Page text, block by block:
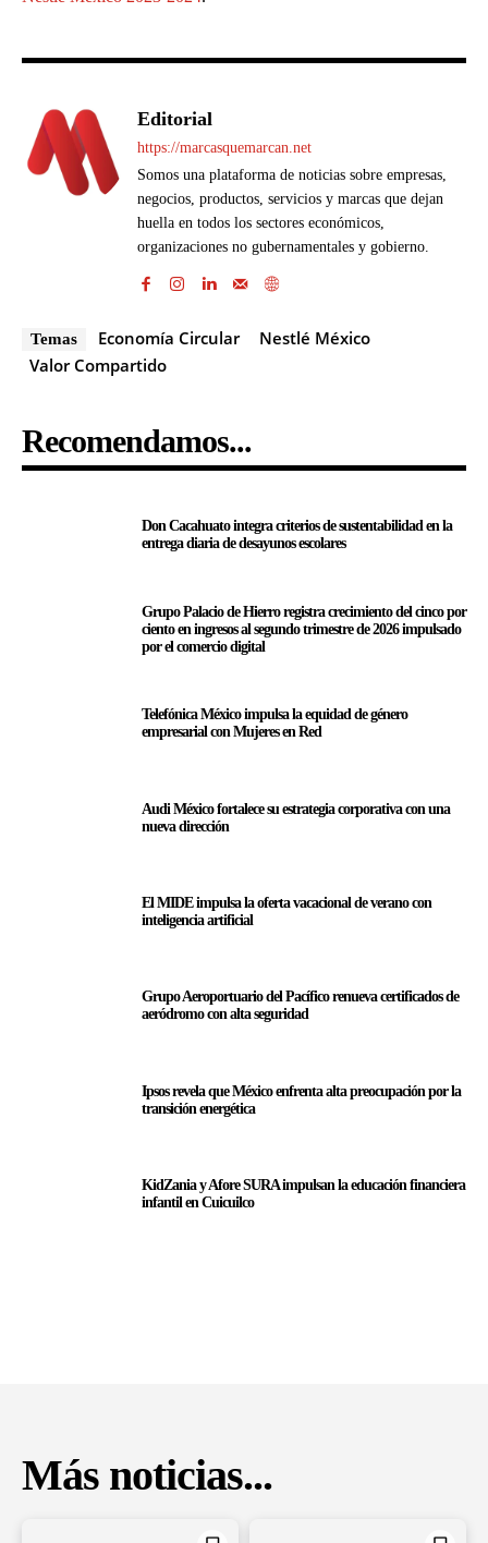
Editorial
https://marcasquemarcan.net
Somos una plataforma de noticias sobre empresas,
negocios, productos, servicios y marcas que dejan
huella en todos los sectores económicos,
organizaciones no gubernamentales y gobierno.
Temas Economía Circular
Nestlé México
Valor Compartido
Recomendamos...
Don Cacahuato integra criterios de sustentabilidad en la
entrega diaria de desayunos escolares
Grupo Palacio de Hierro registra crecimiento del cinco por
ciento en ingresos al segundo trimestre de 2026 impulsado
por el comercio digital
Telefónica México impulsa la equidad de género
empresarial con Mujeres en Red
Audi México fortalece su estrategia corporativa con una
nueva dirección
El MIDE impulsa la oferta vacacional de verano con
inteligencia artificial
Grupo Aeroportuario del Pacífico renueva certificados de
aeródromo con alta seguridad
Ipsos revela que México enfrenta alta preocupación por la
transición energética
KidZania y Afore SURA impulsan la educación financiera
infantil en Cuicuilco
Más noticias...